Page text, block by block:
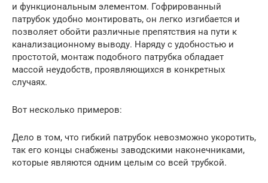
и функциональным элементом. Гофрированный
патрубок удобно монтировать, он легко изгибается и
позволяет обойти различные препятствия на пути к
канализационному выводу. Наряду с удобностью и
простотой, монтаж подобного патрубка обладает
массой неудобств, проявляющихся в конкретных
случаях.
Вот несколько примеров:
Дело в том, что гибкий патрубок невозможно укоротить,
так его концы снабжены заводскими наконечниками,
которые являются одним целым со всей трубкой.